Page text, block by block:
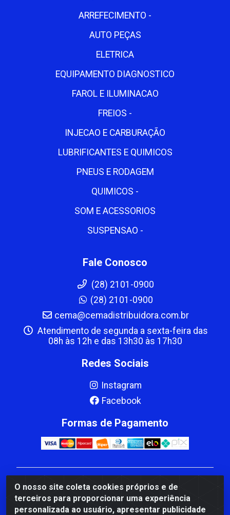
O nosso site coleta cookies próprios e de
terceiros para proporcionar uma experiência
personalizada ao usuário, apresentar publicidade
ARREFECIMENTO -
AUTO PEÇAS
ELETRICA
EQUIPAMENTO DIAGNOSTICO
FAROL E ILUMINACAO
FREIOS -
INJECAO E CARBURAÇÃO
LUBRIFICANTES E QUIMICOS
PNEUS E RODAGEM
QUIMICOS -
SOM E ACESSORIOS
SUSPENSAO -
Fale Conosco
(28) 2101-0900
(28) 2101-0900
cema@cemadistribuidora.com.br
Atendimento de segunda a sexta-feira das
08h às 12h e das 13h30 às 17h30
Redes Sociais
Instagram
Facebook
Formas de Pagamento
CBP MACEDO COMERCIO PEÇAS LTDA Matriz - av
Mauro Miranda Madureira, 1249 - Coramara , Cachoeiro
de Itapemirim/ES - CEP 29.311-310 - CNPJ